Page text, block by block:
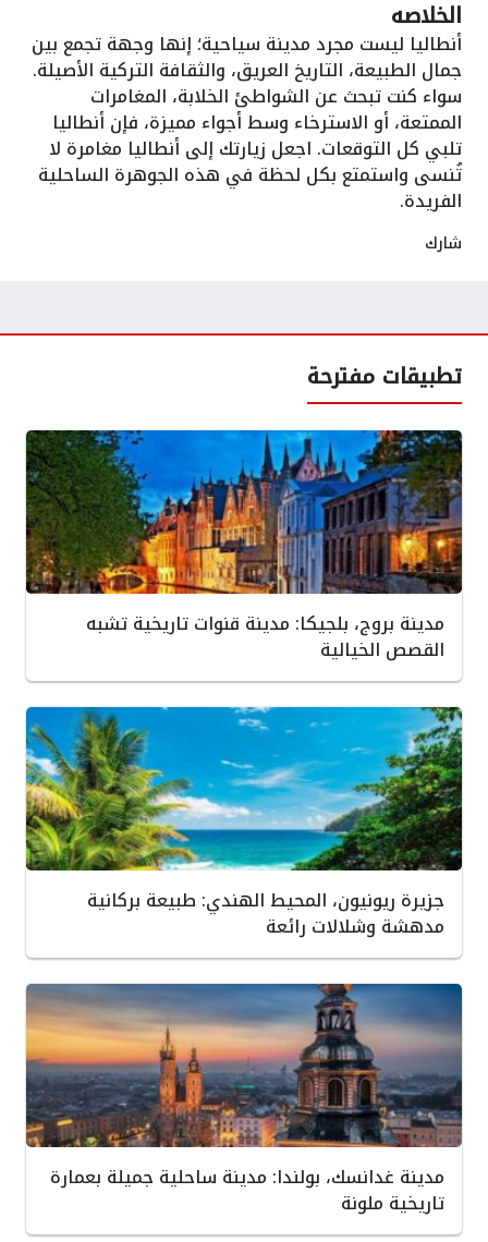
الخلاصه
أنطاليا ليست مجرد مدينة سياحية؛ إنها وجهة تجمع بين
جمال الطبيعة، التاريخ العريق، والثقافة التركية الأصيلة.
سواء كنت تبحث عن الشواطئ الخلابة، المغامرات
الممتعة، أو الاسترخاء وسط أجواء مميزة، فإن أنطاليا
تلبي كل التوقعات. اجعل زيارتك إلى أنطاليا مغامرة لا
تُنسى واستمتع بكل لحظة في هذه الجوهرة الساحلية
الفريدة.
شارك
تطبيقات مفترحة
مدينة بروج، بلجيكا: مدينة قنوات تاريخية تشبه
القصص الخيالية
جزيرة ريونيون، المحيط الهندي: طبيعة بركانية
مدهشة وشلالات رائعة
مدينة غدانسك، بولندا: مدينة ساحلية جميلة بعمارة
تاريخية ملونة